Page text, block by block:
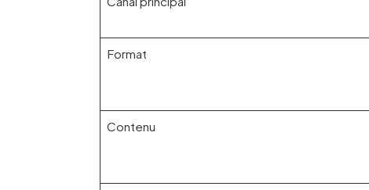
Format
Contenu